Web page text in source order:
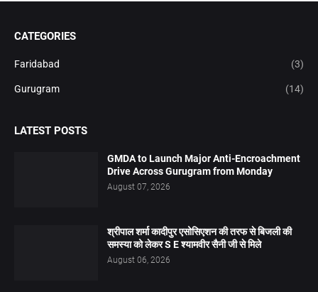
CATEGORIES
Faridabad (3)
Gurugram (14)
LATEST POSTS
GMDA to Launch Major Anti-Encroachment
Drive Across Gurugram from Monday
August 07, 2026
श्रीपाल शर्मा कादीपुर एसोसिएशन की तरफ से बिजली की
समस्या को लेकर S E श्यामवीर सैनी जी से मिले
August 06, 2026